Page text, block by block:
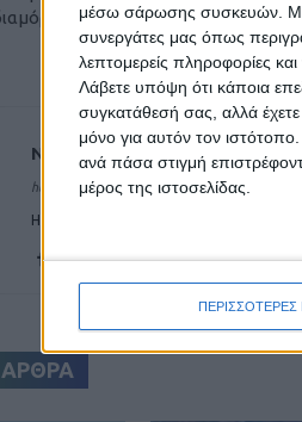
μέσω σάρωσης συσκευών.
συνεργάτες μας όπως
λεπτομερείς πληροφορίες
Λάβετε υπόψη ότι κάποια
συγκατάθεσή σας, αλλά
μόνο για αυτόν τον
ανά πάσα στιγμή
μέρος της ιστοσελίδας.
ΠΕΡΙΣΣΟΤΕΡΕΣ
υφιστάμενων
ΝΕΟΣ ΑΓΩΝ
https://neosagon.gr
Η Αρχαιότερη Καθημερινή Πρωινή